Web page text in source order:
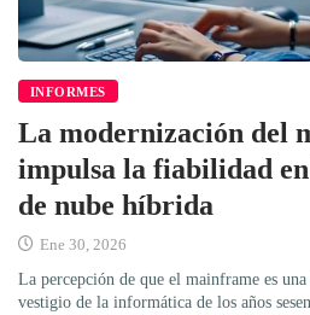
INFORMES
La modernización del
impulsa la fiabilidad
de nube híbrida
Ene 30, 2026
La percepción de que el mainframe es
vestigio de la informática de los años